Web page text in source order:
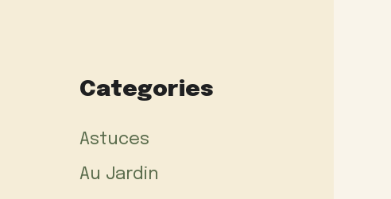
Categories
Astuces
Au Jardin